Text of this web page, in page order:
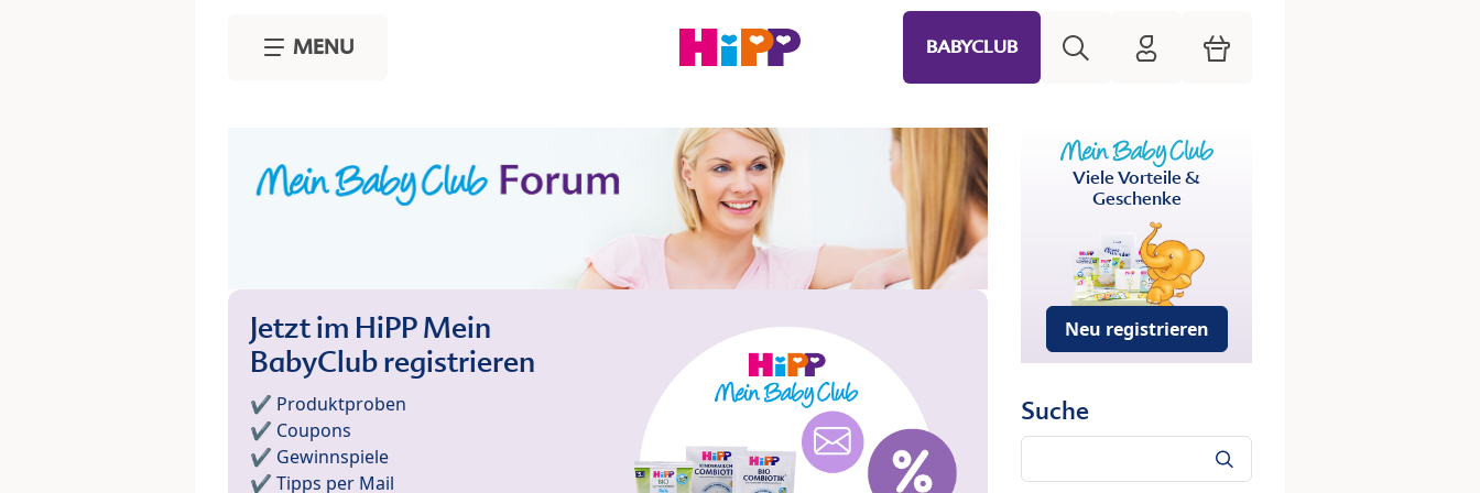
MENU BABYCLUB HiPP Mein Babyclub
Warenkorb
Jetzt im HiPP Mein
BabyClub registrieren
✔️ Produktproben
✔️ Coupons
✔️ Gewinnspiele
✔️ Tipps per Mail
Viele Vorteile &
Geschenke
Neu registrieren
Suche